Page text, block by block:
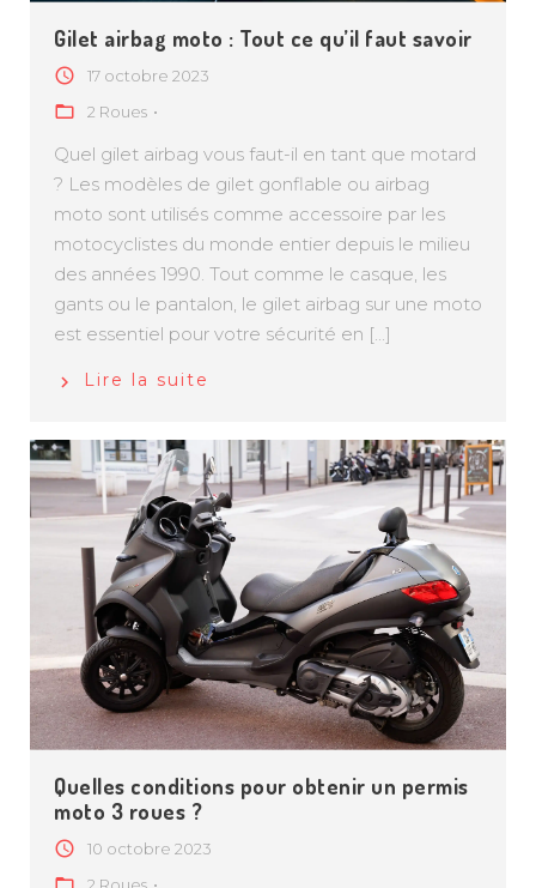
Gilet airbag moto : Tout ce qu’il faut savoir
17 octobre 2023
2 Roues
Quel gilet airbag vous faut-il en tant que motard
? Les modèles de gilet gonflable ou airbag
moto sont utilisés comme accessoire par les
motocyclistes du monde entier depuis le milieu
des années 1990. Tout comme le casque, les
gants ou le pantalon, le gilet airbag sur une moto
est essentiel pour votre sécurité en [...]
Lire la suite
Quelles conditions pour obtenir un permis
moto 3 roues ?
10 octobre 2023
2 Roues